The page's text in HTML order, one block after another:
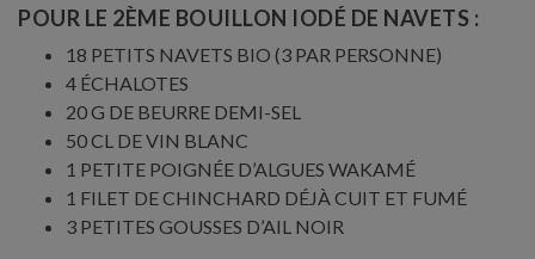
POUR LE 2ÈME BOUILLON IODÉ DE NAVETS :
18 PETITS NAVETS BIO (3 PAR PERSONNE)
4 ÉCHALOTES
20 G DE BEURRE DEMI-SEL
50 CL DE VIN BLANC
1 PETITE POIGNÉE D’ALGUES WAKAMÉ
1 FILET DE CHINCHARD DÉJÀ CUIT ET FUMÉ
3 PETITES GOUSSES D’AIL NOIR